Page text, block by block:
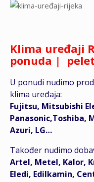
Klima uređaji
ponuda |
U ponudi nudimo
klima uređaja:
Fujitsu, Mitsubishi
Panasonic,Toshiba,
Azuri, LG…
Također nudimo
Artel, Metel, Kalor,
Eledi, Edilkamin,